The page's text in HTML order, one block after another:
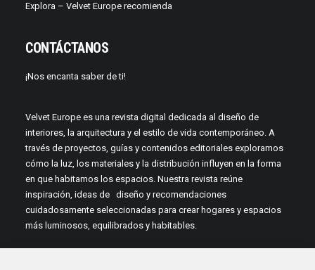
Explora – Velvet Europe recomienda
CONTÁCTANOS
¡Nos encanta saber de ti!
Velvet Europe es una revista digital dedicada al diseño de
interiores, la arquitectura y el estilo de vida contemporáneo. A
través de proyectos, guías y contenidos editoriales exploramos
cómo la luz, los materiales y la distribución influyen en la forma
en que habitamos los espacios. Nuestra revista reúne
inspiración, ideas de diseño y recomendaciones
cuidadosamente seleccionadas para crear hogares y espacios
más luminosos, equilibrados y habitables.